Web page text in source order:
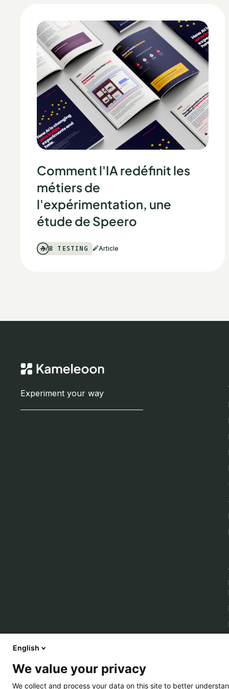
Comment l'IA redéfinit les
métiers de
l'expérimentation, une
étude de Speero
A/B TESTING Article
Experiment your way
English
We value your privacy
We collect and process your data on this site to better